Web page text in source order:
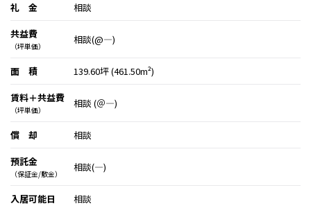
礼 金
相談
共益費
（坪単価）
相談(@―)
面 積
139.60坪 (461.50m²)
賃料＋共益費
（坪単価）
相談 (＠―)
償 却
相談
預託金
（保証金/敷金）
相談(―)
入居可能日
相談